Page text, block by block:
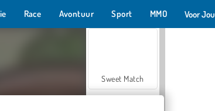
Race Avontuur Sport MMO Voor Jou
Sweet Match